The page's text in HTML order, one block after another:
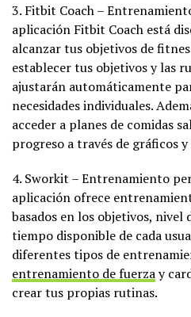
3. Fitbit Coach –
aplicación Fitbit Coach está
alcanzar tus objetivos de
establecer tus objetivos y las
ajustarán automáticamente
necesidades individuales.
acceder a planes de comidas
progreso a través de gráficos
4. Sworkit – Entrenamiento
aplicación ofrece
basados en los objetivos, nivel
tiempo disponible de cada
diferentes tipos de
entrenamiento de fuerzay
crear tus propias rutinas.